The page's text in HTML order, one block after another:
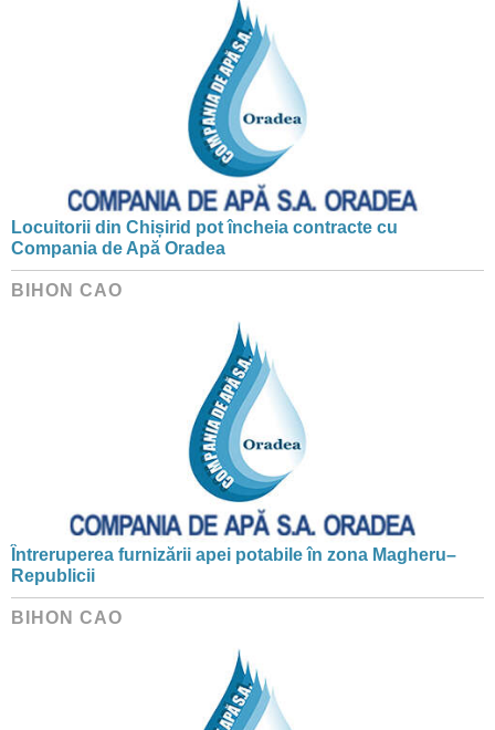
Locuitorii din Chișirid pot încheia contracte cu
Compania de Apă Oradea
BIHON CAO
Întreruperea furnizării apei potabile în zona Magheru–
Republicii
BIHON CAO